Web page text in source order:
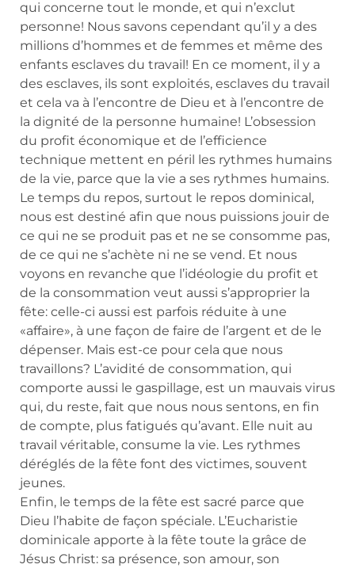
qui concerne tout le monde, et qui n’exclut
personne! Nous savons cependant qu’il y a des
millions d’hommes et de femmes et même des
enfants esclaves du travail! En ce moment, il y a
des esclaves, ils sont exploités, esclaves du travail
et cela va à l’encontre de Dieu et à l’encontre de
la dignité de la personne humaine! L’obsession
du profit économique et de l’efficience
technique mettent en péril les rythmes humains
de la vie, parce que la vie a ses rythmes humains.
Le temps du repos, surtout le repos dominical,
nous est destiné afin que nous puissions jouir de
ce qui ne se produit pas et ne se consomme pas,
de ce qui ne s’achète ni ne se vend. Et nous
voyons en revanche que l’idéologie du profit et
de la consommation veut aussi s’approprier la
fête: celle-ci aussi est parfois réduite à une
«affaire», à une façon de faire de l’argent et de le
dépenser. Mais est-ce pour cela que nous
travaillons? L’avidité de consommation, qui
comporte aussi le gaspillage, est un mauvais virus
qui, du reste, fait que nous nous sentons, en fin
de compte, plus fatigués qu’avant. Elle nuit au
travail véritable, consume la vie. Les rythmes
déréglés de la fête font des victimes, souvent
jeunes.
Enfin, le temps de la fête est sacré parce que
Dieu l’habite de façon spéciale. L’Eucharistie
dominicale apporte à la fête toute la grâce de
Jésus Christ: sa présence, son amour, son